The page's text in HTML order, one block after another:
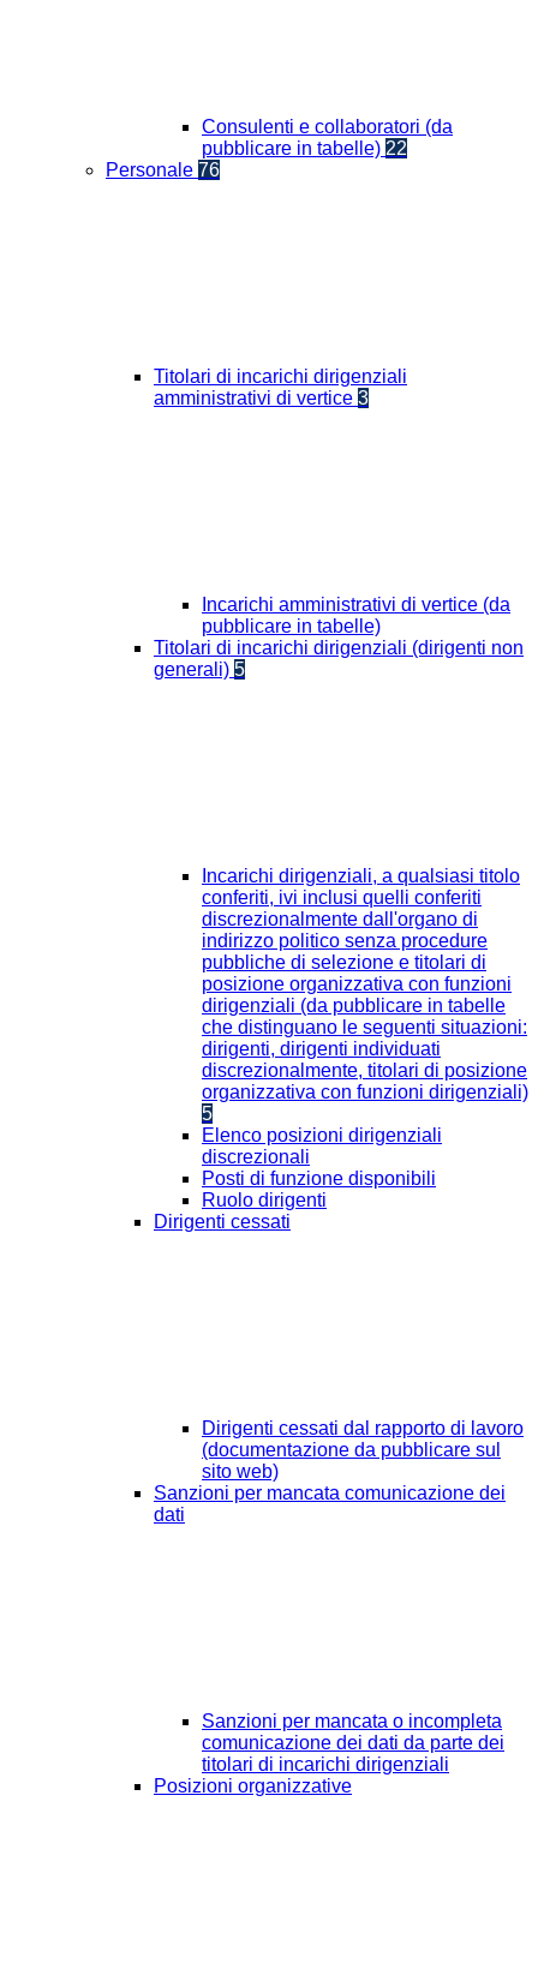
Consulenti e collaboratori (da
pubblicare in tabelle) 22
Personale 76
Titolari di incarichi dirigenziali
amministrativi di vertice 3
Incarichi amministrativi di vertice (da
pubblicare in tabelle)
Titolari di incarichi dirigenziali (dirigenti non
generali) 5
Incarichi dirigenziali, a qualsiasi titolo
conferiti, ivi inclusi quelli conferiti
discrezionalmente dall'organo di
indirizzo politico senza procedure
pubbliche di selezione e titolari di
posizione organizzativa con funzioni
dirigenziali (da pubblicare in tabelle
che distinguano le seguenti situazioni:
dirigenti, dirigenti individuati
discrezionalmente, titolari di posizione
organizzativa con funzioni dirigenziali)
5
Elenco posizioni dirigenziali
discrezionali
Posti di funzione disponibili
Ruolo dirigenti
Dirigenti cessati
Dirigenti cessati dal rapporto di lavoro
(documentazione da pubblicare sul
sito web)
Sanzioni per mancata comunicazione dei
dati
Sanzioni per mancata o incompleta
comunicazione dei dati da parte dei
titolari di incarichi dirigenziali
Posizioni organizzative